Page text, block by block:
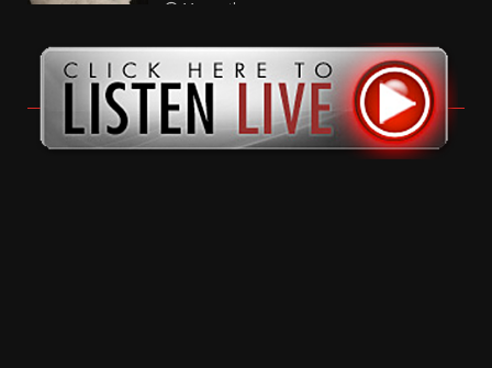
11 months ago